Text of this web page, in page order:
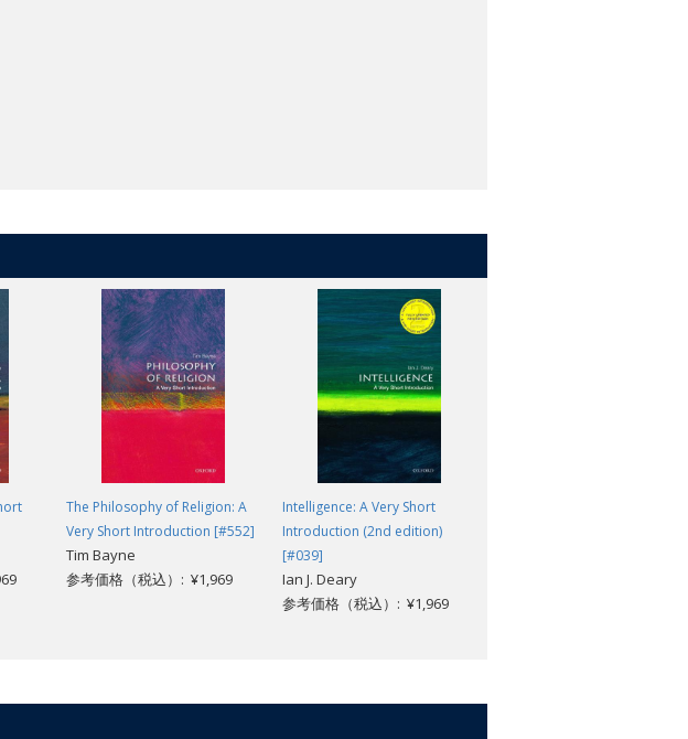
for microbiomes, especially in relation to human health,
and provides readers with the fundamental knowledge they
The Philosophy of Religion: A
Very Short Introduction [#552]
Tim Bayne
参考価格（税込）: ¥1,969
Intelligence: A Very Short
Introduction (2nd edition)
[#039]
Ian J. Deary
参考価格（税込）: ¥1,969